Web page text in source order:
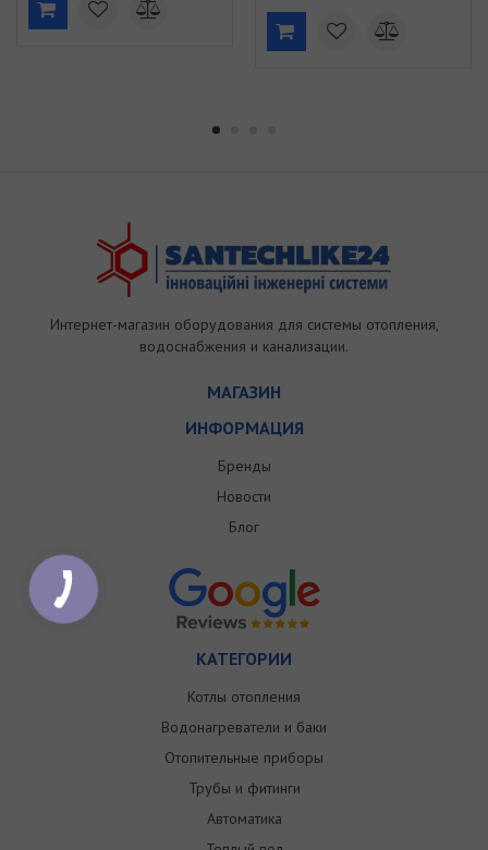
Интернет-магазин оборудования для системы отопления,
водоснабжения и канализации.
МАГАЗИН
ИНФОРМАЦИЯ
Бренды
Новости
Блог
КАТЕГОРИИ
Котлы отопления
Водонагреватели и баки
Отопительные приборы
Трубы и фитинги
Автоматика